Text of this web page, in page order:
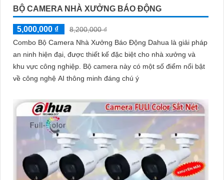
BỘ CAMERA NHÀ XƯỞNG BÁO ĐỘNG
5,000,000 ₫
8,200,000 ₫
Combo Bộ Camera Nhà Xưởng Báo Động Dahua là giải pháp
an ninh hiện đại, được thiết kế đặc biệt cho nhà xưởng và
khu vực công nghiệp. Bộ camera này có một số điểm nổi bật
về công nghệ AI thông minh đáng chú ý